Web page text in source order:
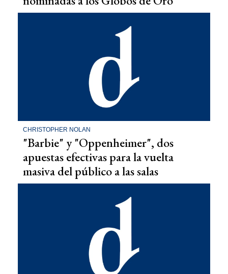
CHRISTOPHER NOLAN
"Barbie" y "Oppenheimer", dos
apuestas efectivas para la vuelta
masiva del público a las salas